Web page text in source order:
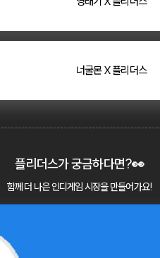
       너굴몬 X 플리더스
플리더스가 궁금하다면?👀
함께 더 나은 인디게임 시장을 만들어가요!